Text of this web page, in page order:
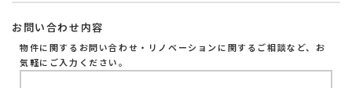
お問い合わせ内容
物件に関するお問い合わせ・リノベーションに関するご相談など、お
気軽にご入力ください。